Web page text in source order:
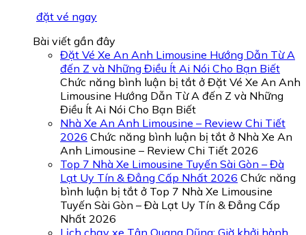
đặt vé ngay
Bài viết gần đây
Đặt Vé Xe An Anh Limousine Hướng Dẫn Từ A
đến Z và Những Điều Ít Ai Nói Cho Bạn Biết
Chức năng bình luận bị tắt ở Đặt Vé Xe An Anh
Limousine Hướng Dẫn Từ A đến Z và Những
Điều Ít Ai Nói Cho Bạn Biết
Nhà Xe An Anh Limousine – Review Chi Tiết
2026 Chức năng bình luận bị tắt ở Nhà Xe An
Anh Limousine – Review Chi Tiết 2026
Top 7 Nhà Xe Limousine Tuyến Sài Gòn – Đà
Lạt Uy Tín & Đẳng Cấp Nhất 2026 Chức năng
bình luận bị tắt ở Top 7 Nhà Xe Limousine
Tuyến Sài Gòn – Đà Lạt Uy Tín & Đẳng Cấp
Nhất 2026
Lịch chạy xe Tân Quang Dũng: Giờ khởi hành,